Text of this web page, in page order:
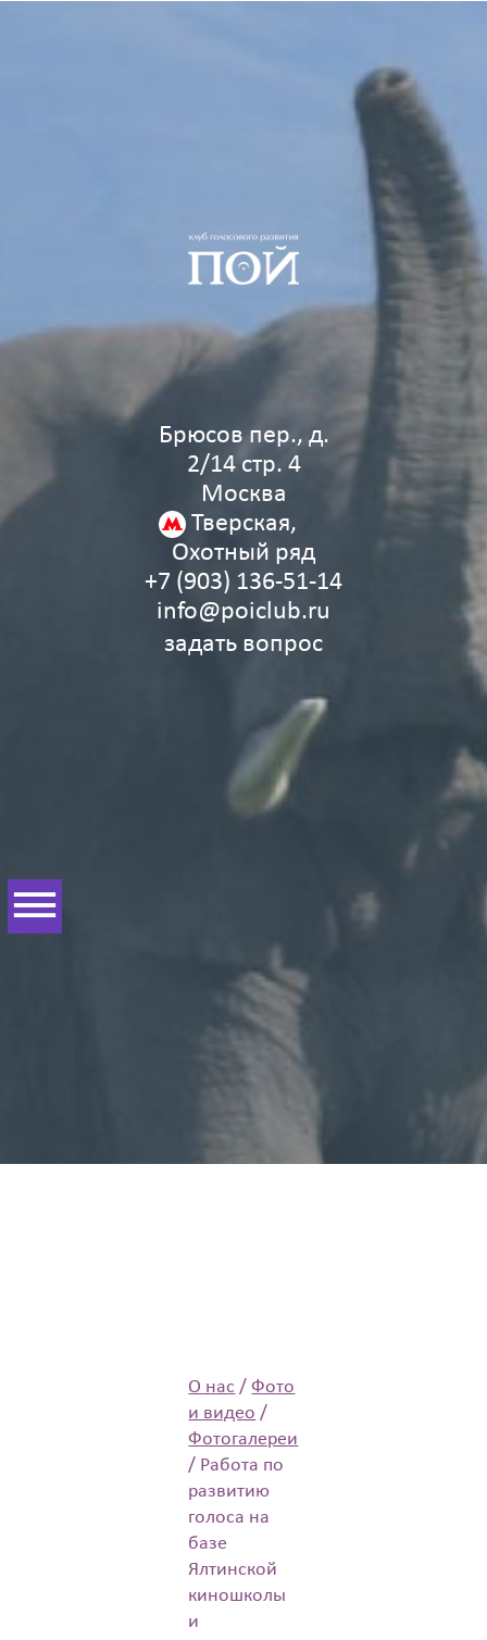
Брюсов пер., д.
2/14 стр. 4
Москва
Тверская,
Охотный ряд
+7 (903) 136‑51‑14
info@poiclub.ru
задать вопрос
О нас /Фото
и видео /
Фотогалереи
/ Работа по
развитию
голоса на
базе
Ялтинской
киношколы
и